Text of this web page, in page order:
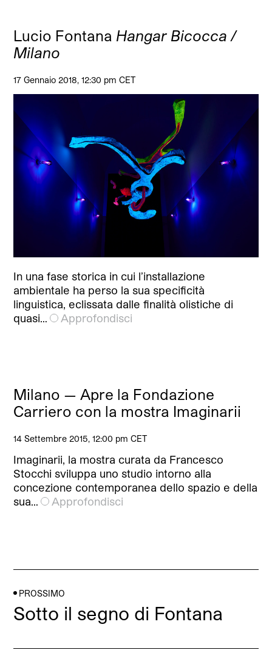
Lucio Fontana Hangar Bicocca /
Milano
17 Gennaio 2018, 12:30 pm CET
In una fase storica in cui l’installazione
ambientale ha perso la sua specificità
linguistica, eclissata dalle finalità olistiche di
quasi…
Approfondisci
Milano — Apre la Fondazione
Carriero con la mostra Imaginarii
14 Settembre 2015, 12:00 pm CET
Imaginarii, la mostra curata da Francesco
Stocchi sviluppa uno studio intorno alla
concezione contemporanea dello spazio e della
sua…
Approfondisci
PROSSIMO
Sotto il segno di Fontana